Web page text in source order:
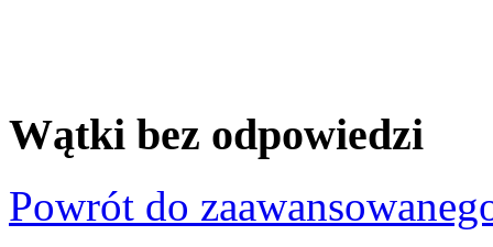
Wątki bez odpowiedzi
Powrót do